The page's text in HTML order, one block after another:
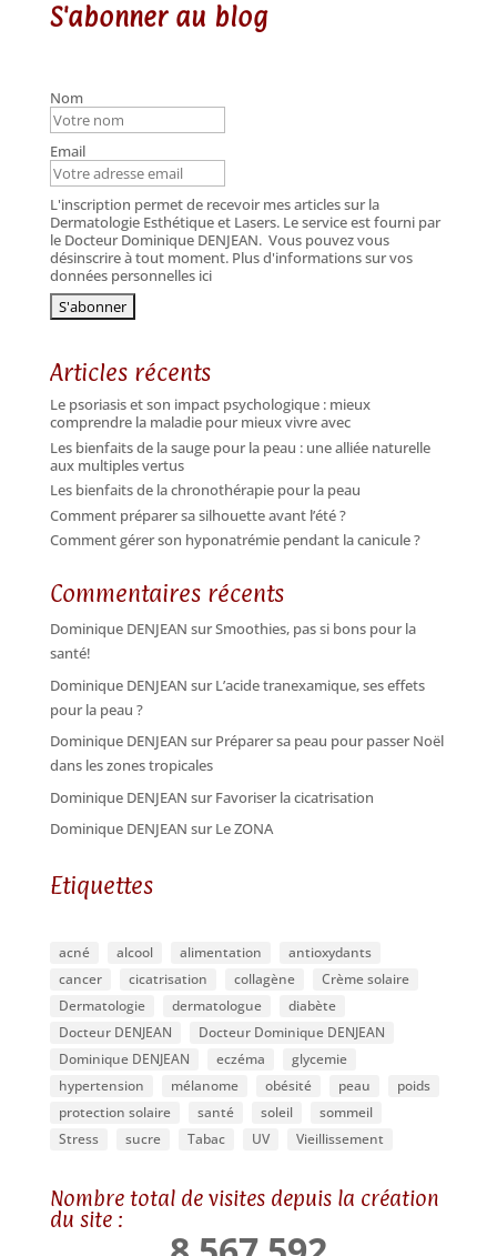
S'abonner au blog
Nom
Email
L'inscription permet de recevoir mes articles sur la
Dermatologie Esthétique et Lasers. Le service est fourni par
le Docteur Dominique DENJEAN. Vous pouvez vous
désinscrire à tout moment. Plus d'informations sur vos
données personnelles ici
Articles récents
Le psoriasis et son impact psychologique : mieux
comprendre la maladie pour mieux vivre avec
Les bienfaits de la sauge pour la peau : une alliée naturelle
aux multiples vertus
Les bienfaits de la chronothérapie pour la peau
Comment préparer sa silhouette avant l’été ?
Comment gérer son hyponatrémie pendant la canicule ?
Commentaires récents
Dominique DENJEAN surSmoothies, pas si bons pour la
santé!
Dominique DENJEAN surL’acide tranexamique, ses effets
pour la peau ?
Dominique DENJEAN surPréparer sa peau pour passer Noël
dans les zones tropicales
Dominique DENJEAN surFavoriser la cicatrisation
Dominique DENJEAN surLe ZONA
Etiquettes
acné alcool alimentation
antioxydants
cancer
cicatrisation collagène
Crème solaire
Dermatologie
dermatologue
diabète
Docteur DENJEAN
Docteur Dominique DENJEAN
Dominique DENJEAN
eczéma
glycemie
hypertension
mélanome obésité peau
poids
protection solaire
santé soleil
sommeil
Stress
sucre Tabac UV Vieillissement
Nombre total de visites depuis la création
du site :